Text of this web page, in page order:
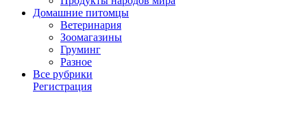
Домашние питомцы
Ветеринария
Зоомагазины
Груминг
Разное
Все рубрики
Регистрация